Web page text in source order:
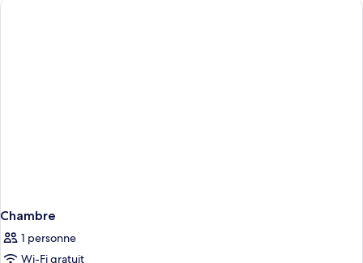
de
Chambre
1 personne
Wi-Fi gratuit